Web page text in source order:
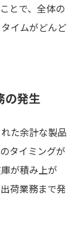
とで、全体の
イムがどんど
の発生
た余計な製品
タイミングが
が積み上が
荷業務まで発